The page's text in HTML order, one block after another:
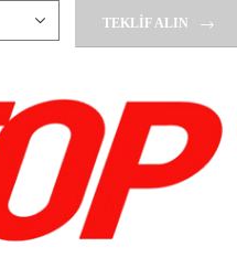
TEKLIF ALIN